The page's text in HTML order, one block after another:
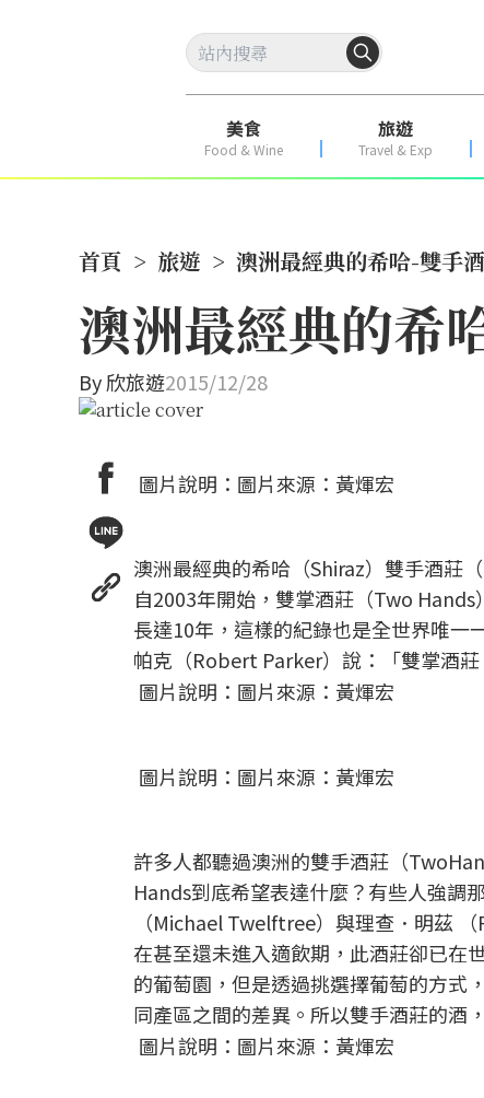
美食
Food & Wine
旅遊
Travel & Exp
首頁 > 旅遊 > 澳洲最經典的希哈-雙手
澳洲最經典的希
By欣旅遊2015/12/28
圖片說明：圖片來源：黃煇宏
澳洲最經典的希哈（Shiraz）雙手酒莊（
自2003年開始，雙掌酒莊（Two
長達10年，這樣的紀錄也是全世界唯一
帕克（Robert Parker）說：「雙掌酒
圖片說明：圖片來源：黃煇宏
圖片說明：圖片來源：黃煇宏
許多人都聽過澳洲的雙手酒莊（
Hands到底希望表達什麼？有些人強調
（Michael Twelftree）與理查．明茲
在甚至還未進入適飲期，此酒莊卻已在
的葡萄園，但是透過挑選擇葡萄的方式
同產區之間的差異。所以雙手酒莊的酒
圖片說明：圖片來源：黃煇宏